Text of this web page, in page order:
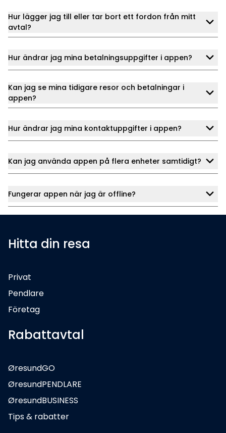
Hur lägger jag till eller tar bort ett fordon från mitt
avtal?
Hur ändrar jag mina betalningsuppgifter i appen?
Kan jag se mina tidigare resor och betalningar i
appen?
Hur ändrar jag mina kontaktuppgifter i appen?
Kan jag använda appen på flera enheter samtidigt?
Fungerar appen när jag är offline?
Hitta din resa
Privat
Pendlare
Företag
Rabattavtal
ØresundGO
ØresundPENDLARE
ØresundBUSINESS
Tips & rabatter